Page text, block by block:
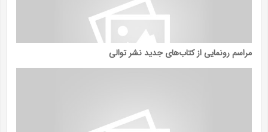
مراسم رونمایی از کتاب‌های جدید نشر توالی